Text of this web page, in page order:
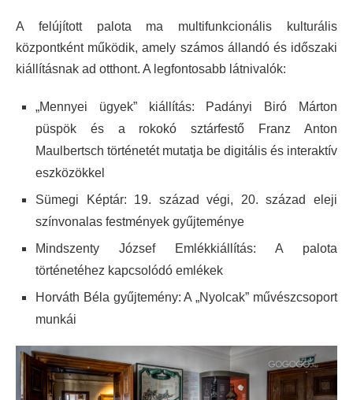
A felújított palota ma multifunkcionális kulturális
központként működik, amely számos állandó és időszaki
kiállításnak ad otthont. A legfontosabb látnivalók:
„Mennyei ügyek” kiállítás: Padányi Biró Márton
püspök és a rokokó sztárfestő Franz Anton
Maulbertsch történetét mutatja be digitális és interaktív
eszközökkel
Sümegi Képtár: 19. század végi, 20. század eleji
színvonalas festmények gyűjteménye
Mindszenty József Emlékkiállítás: A palota
történetéhez kapcsolódó emlékek
Horváth Béla gyűjtemény: A „Nyolcak” művészcsoport
munkái